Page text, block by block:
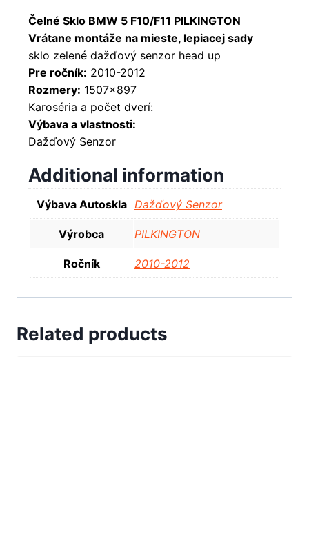
Čelné Sklo BMW 5 F10/F11 PILKINGTON
Vrátane montáže na mieste, lepiacej sady
sklo zelené dažďový senzor head up
Pre ročník: 2010-2012
Rozmery: 1507×897
Karoséria a počet dverí:
Výbava a vlastnosti:
Dažďový Senzor
Additional information
Výbava Autoskla Dažďový Senzor
Výrobca PILKINGTON
Ročník 2010-2012
Related products